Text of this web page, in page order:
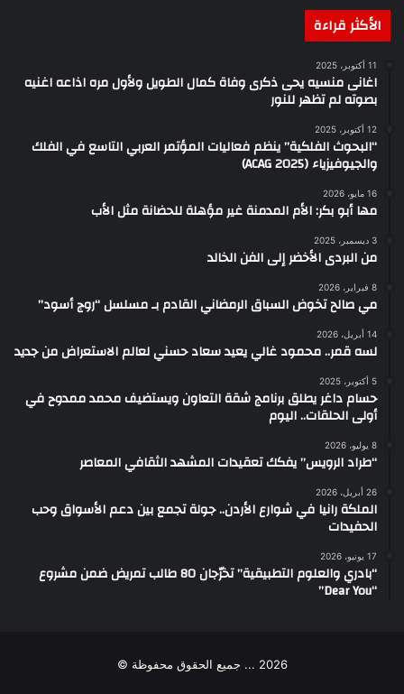
الأكثر قراءة
11 أكتوبر، 2025
اغانى منسيه يحى ذكرى وفاة كمال الطويل ولأول مره اذاعه اغنيه
بصوته لم تظهر للنور
12 أكتوبر، 2025
“البحوث الفلكية” ينظم فعاليات المؤتمر العربي التاسع في الفلك
والجيوفيزياء (ACAG 2025)
16 مايو، 2026
مها أبو بكر: الأم المدمنة غير مؤهلة للحضانة مثل الأب
3 ديسمبر، 2025
من البردى الأخضر إلى الفن الخالد
8 فبراير، 2026
مي صالح تخوض السباق الرمضاني القادم بـ مسلسل “روج أسود”
14 أبريل، 2026
لسه قمر.. محمود غالي يعيد سعاد حسني لعالم الاستعراض من جديد
5 أكتوبر، 2025
حسام داغر يطلق برنامج شقة التعاون ويستضيف محمد ممدوح في
أولى الحلقات.. اليوم
8 يوليو، 2026
“طراد الرويس” يفكك تعقيدات المشهد الثقافي المعاصر
26 أبريل، 2026
الملكة رانيا في شوارع الأردن.. جولة تجمع بين دعم الأسواق وحب
الحفيدات
17 يونيو، 2026
“بادري والعلوم التطبيقية” تخرّجان 80 طالب تمريض ضمن مشروع
“Dear You”
2026 ... جميع الحقوق محفوظة ©